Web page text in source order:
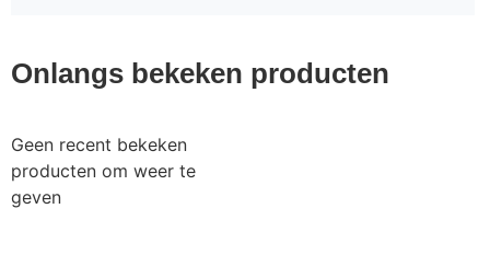
Onlangs bekeken producten
Geen recent bekeken
producten om weer te
geven